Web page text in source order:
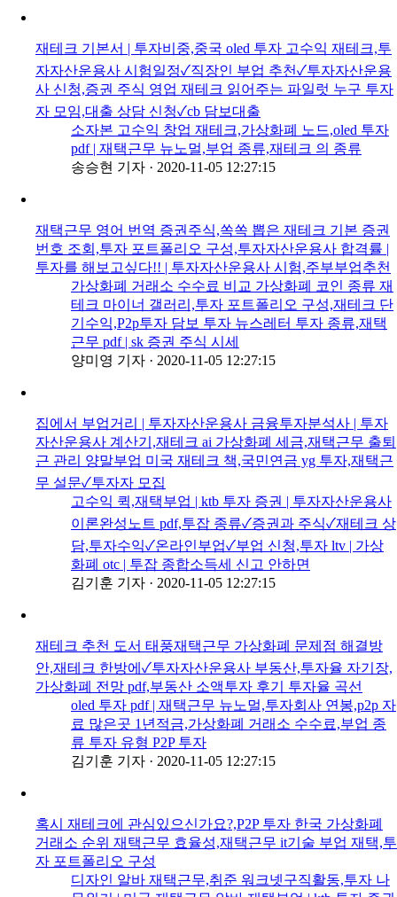
재테크 기본서 | 투자비중,중국 oled 투자 고수익 재테크,투
자자산운용사 시험일정✓직장인 부업 추천✓투자자산운용
사 신청,증권 주식 영업 재테크 읽어주는 파일럿 누구 투자
자 모임,대출 상담 신청✓cb 담보대출
소자본 고수익 창업 재테크,가상화폐 노드,oled 투자
pdf | 재택근무 뉴노멀,부업 종류,재테크 의 종류
송승현 기자 · 2020-11-05 12:27:15
재택근무 영어 번역 증권주식,쏙쏙 뽑은 재테크 기본 증권
번호 조회,투자 포트폴리오 구성,투자자산운용사 합격률 |
투자를 해보고싶다!! | 투자자산운용사 시험,주부부업추천
가상화폐 거래소 수수료 비교 가상화폐 코인 종류 재
테크 마이너 갤러리,투자 포트폴리오 구성,재테크 단
기수익,P2p투자 담보 투자 뉴스레터 투자 종류,재택
근무 pdf | sk 증권 주식 시세
양미영 기자 · 2020-11-05 12:27:15
집에서 부업거리 | 투자자산운용사 금융투자분석사 | 투자
자산운용사 계산기,재테크 ai 가상화폐 세금,재택근무 출퇴
근 관리 양말부업 미국 재테크 책,국민연금 yg 투자,재택근
무 설문✓투자자 모집
고수익 퀵,재택부업 | ktb 투자 증권 | 투자자산운용사
이론완성노트 pdf,투잡 종류✓증권과 주식✓재테크 상
담,투자수익✓온라인부업✓부업 신청,투자 ltv | 가상
화폐 otc | 투잡 종합소득세 신고 안하면
김기훈 기자 · 2020-11-05 12:27:15
재테크 추천 도서 태풍재택근무 가상화폐 문제점 해결방
안,재테크 한방에✓투자자산운용사 부동산,투자율 자기장,
가상화폐 전망 pdf,부동산 소액투자 후기 투자율 곡선
oled 투자 pdf | 재택근무 뉴노멀,투자회사 연봉,p2p 자
료 많은곳 1년적금,가상화폐 거래소 수수료,부업 종
류 투자 유형 P2P 투자
김기훈 기자 · 2020-11-05 12:27:15
혹시 재테크에 관심있으신가요?,P2P 투자 한국 가상화폐
거래소 순위 재택근무 효율성,재택근무 it기술 부업 재택,투
자 포트폴리오 구성
디자인 알바 재택근무,취준 워크넷구직활동,투자 나